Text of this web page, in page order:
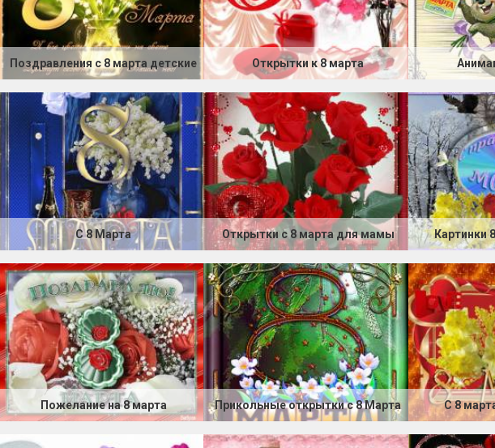
Поздравления с 8 марта детские Открытки к 8 марта
С 8 Марта Открытки с 8 марта для мамы Картинки
Пожелание на 8 марта Прикольные открытки с 8 Марта С 8